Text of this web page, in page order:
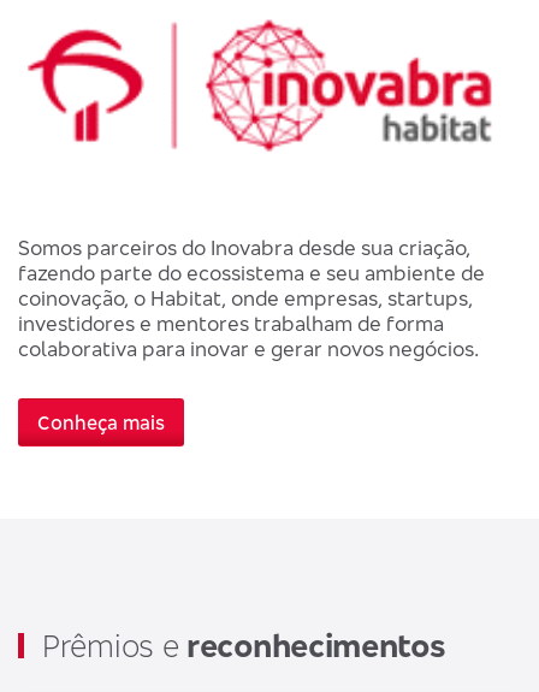
Somos parceiros do Inovabra desde sua criação,
fazendo parte do ecossistema e seu ambiente de
coinovação, o Habitat, onde empresas, startups,
investidores e mentores trabalham de forma
colaborativa para inovar e gerar novos negócios.
Conheça mais
Prêmios e reconhecimentos